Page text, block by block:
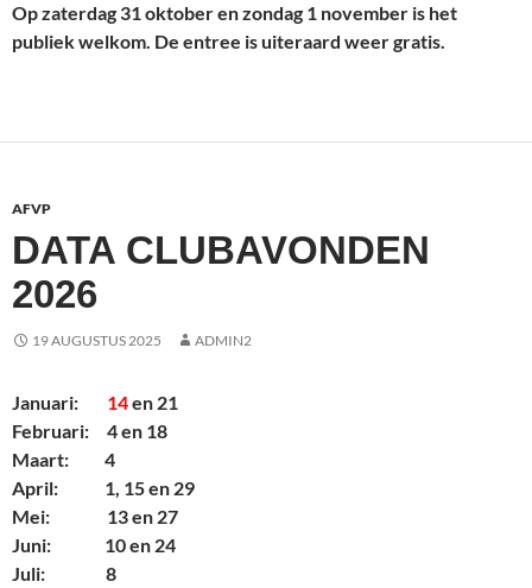
Op zaterdag 31 oktober en zondag 1 november is het
publiek welkom. De entree is uiteraard weer gratis.
AFVP
DATA CLUBAVONDEN
2026
19 AUGUSTUS 2025 ADMIN2
Januari: 14en 21
Februari: 4 en 18
Maart: 4
April: 1, 15 en 29
Mei: 13 en 27
Juni: 10 en 24
Juli: 8